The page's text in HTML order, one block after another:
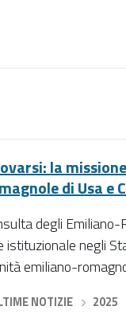
la
di Usa e
degli
istituzionale negli
emiliano-
NOTIZIE 2025